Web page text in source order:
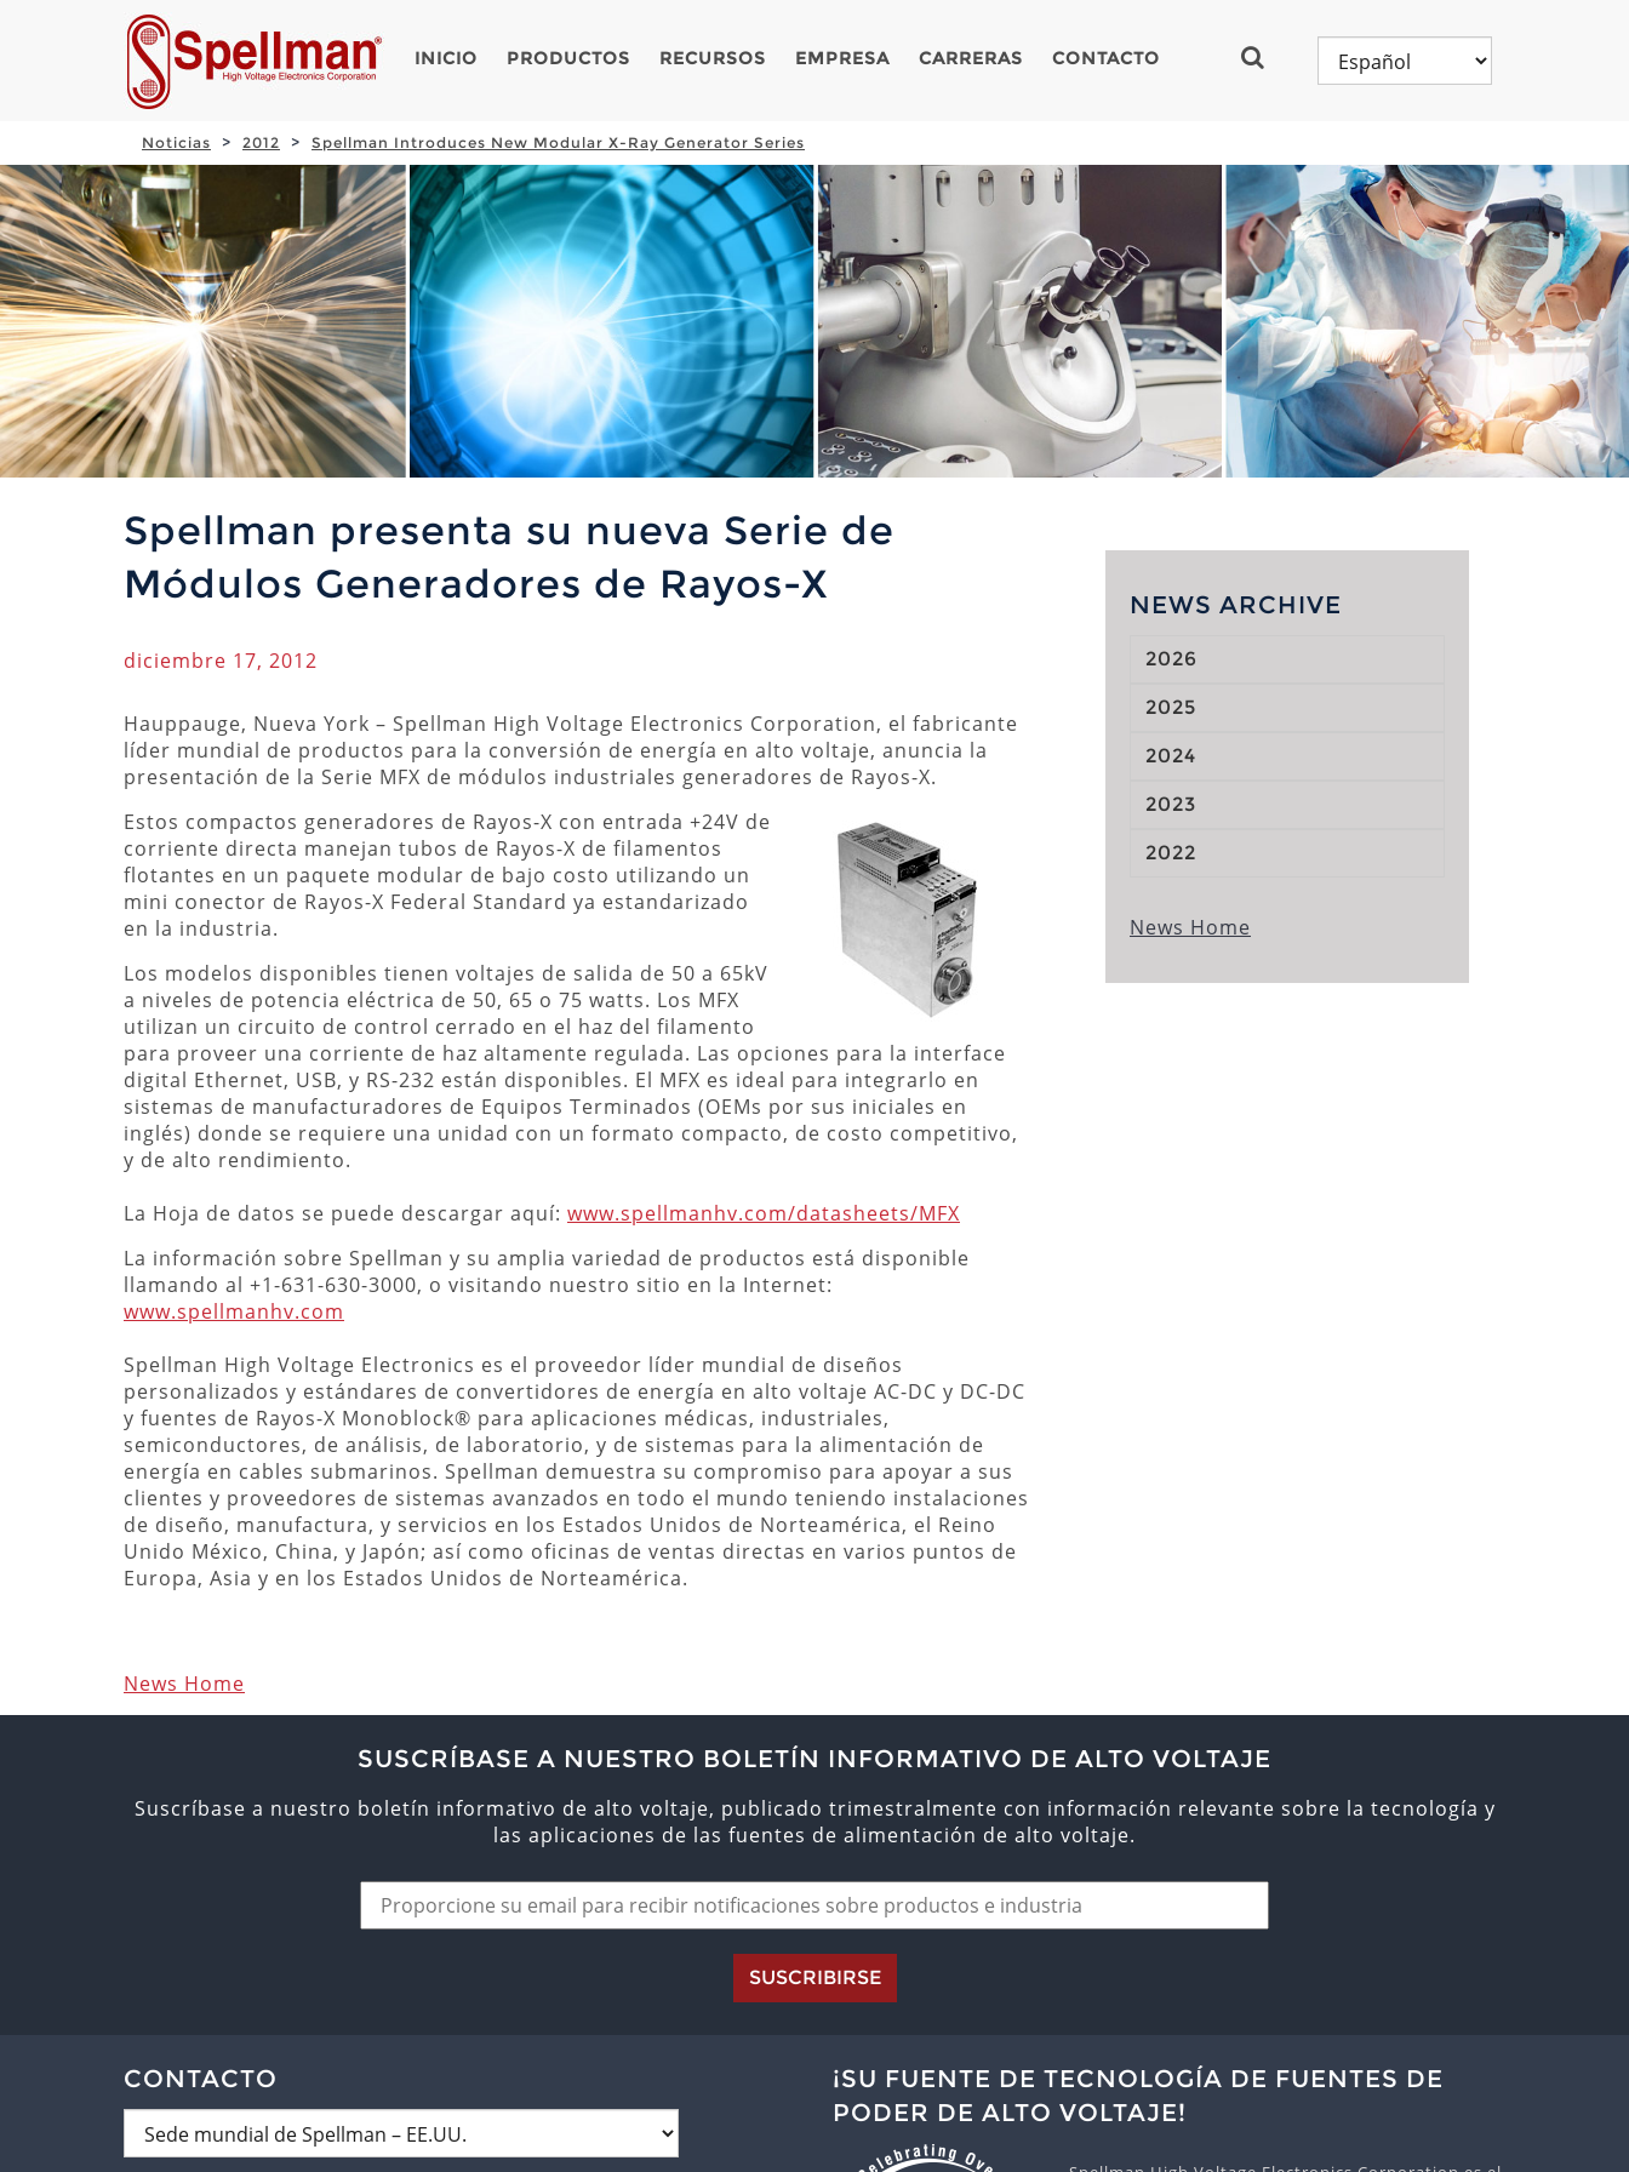
INICIO PRODUCTOS RECURSOS EMPRESA CARRERAS CONTACTO
Noticias 2012 Spellman Introduces New Modular X-Ray Generator Series
Spellman presenta su nueva Serie de
Módulos Generadores de Rayos-X
diciembre 17, 2012
Hauppauge, Nueva York – Spellman High Voltage Electronics Corporation, el fabricante
líder mundial de productos para la conversión de energía en alto voltaje, anuncia la
presentación de la Serie MFX de módulos industriales generadores de Rayos-X.
Estos compactos generadores de Rayos-X con entrada +24V de
corriente directa manejan tubos de Rayos-X de filamentos
flotantes en un paquete modular de bajo costo utilizando un
mini conector de Rayos-X Federal Standard ya estandarizado
en la industria.
Los modelos disponibles tienen voltajes de salida de 50 a 65kV
a niveles de potencia eléctrica de 50, 65 o 75 watts. Los MFX
utilizan un circuito de control cerrado en el haz del filamento
para proveer una corriente de haz altamente regulada. Las opciones para la interface
digital Ethernet, USB, y RS-232 están disponibles. El MFX es ideal para integrarlo en
sistemas de manufacturadores de Equipos Terminados (OEMs por sus iniciales en
inglés) donde se requiere una unidad con un formato compacto, de costo competitivo,
y de alto rendimiento.
La Hoja de datos se puede descargar aquí: www.spellmanhv.com/datasheets/MFX
La información sobre Spellman y su amplia variedad de productos está disponible
llamando al +1-631-630-3000, o visitando nuestro sitio en la Internet:
www.spellmanhv.com
Spellman High Voltage Electronics es el proveedor líder mundial de diseños
personalizados y estándares de convertidores de energía en alto voltaje AC-DC y DC-DC
y fuentes de Rayos-X Monoblock® para aplicaciones médicas, industriales,
semiconductores, de análisis, de laboratorio, y de sistemas para la alimentación de
energía en cables submarinos. Spellman demuestra su compromiso para apoyar a sus
clientes y proveedores de sistemas avanzados en todo el mundo teniendo instalaciones
de diseño, manufactura, y servicios en los Estados Unidos de Norteamérica, el Reino
Unido México, China, y Japón; así como oficinas de ventas directas en varios puntos de
Europa, Asia y en los Estados Unidos de Norteamérica.
News Home
NEWS ARCHIVE
2026
2025
2024
2023
2022
News Home
SUSCRÍBASE A NUESTRO BOLETÍN INFORMATIVO DE ALTO VOLTAJE
Suscríbase a nuestro boletín informativo de alto voltaje, publicado trimestralmente con información relevante sobre la tecnología y
las aplicaciones de las fuentes de alimentación de alto voltaje.
SUSCRIBIRSE
CONTACTO
¡SU FUENTE DE TECNOLOGÍA DE FUENTES DE
PODER DE ALTO VOLTAJE!